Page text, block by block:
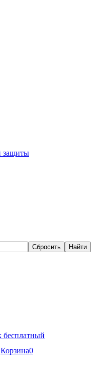
защиты
Сбросить
Найти
бесплатный
Корзина0